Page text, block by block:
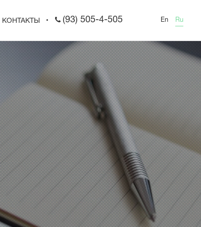
КОНТАКТЫ (93) 505-4-505 En Ru